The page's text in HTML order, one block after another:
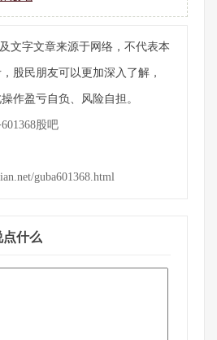
文字文章来源于网络，不代表本
股民朋友可以更加深入了解，
作盈亏自负、风险自担。
股吧
guba601368.html
点什么